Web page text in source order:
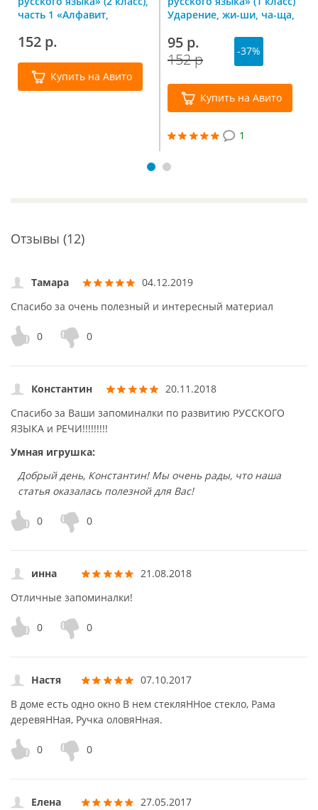
часть 1 «Алфавит,
152 р.
Купить на Авито
Ударение, жи-ши, ча-ща,
1
95 р.
152 р
-37%
Купить на Авито
Отзывы (12)
Тамара
04.12.2019
Спасибо за очень полезный и интересный материал
0 0
Константин
20.11.2018
Спасибо за Ваши запоминалки по развитию РУССКОГО
ЯЗЫКА и РЕЧИ!!!!!!!!!
Умная игрушка:
Добрый день, Константин! Мы очень рады, что наша
статья оказалась полезной для Вас!
0 0
инна
21.08.2018
Отличные запоминалки!
0 0
Настя
07.10.2017
В доме есть одно окно В нем стекляННое стекло, Рама
деревяННая, Ручка оловяНная.
0 0
Елена
27.05.2017